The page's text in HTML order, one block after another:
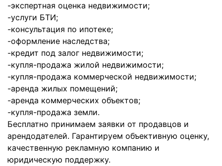
-экспертная оценка недвижимости;
-услуги БТИ;
-консультация по ипотеке;
-оформление наследства;
-кредит под залог недвижимости;
-купля-продажа жилой недвижимости;
-купля-продажа коммерческой недвижимости;
-аренда жилых помещений;
-аренда коммерческих объектов;
-купля-продажа земли.
Бесплатно принимаем заявки от продавцов и
арендодателей. Гарантируем объективную оценку,
качественную рекламную компанию и
юридическую поддержку.